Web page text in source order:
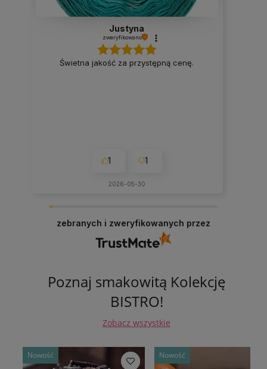
Justyna
zweryfikowano
Świetna jakość za przystępną cenę.
1 1
2026-05-30
zebranych i zweryfikowanych przez
Poznaj smakowitą Kolekcję
BISTRO!
Zobacz wszystkie
Nowość Nowość